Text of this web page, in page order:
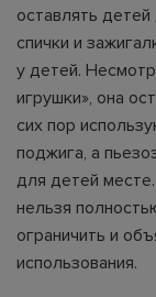
оставлять
спички и
у детей.
игрушки», она
сих пор
поджига, а
для детей
нельзя
ограничить и
использования.